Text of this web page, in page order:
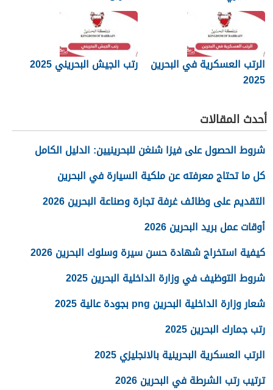
الرتب العسكرية في البحرين
2025
رتب الجيش البحريني 2025
أحدث المقالات
شروط الحصول على فيزا شنغن للبحرينيين: الدليل الكامل
كل ما تحتاج معرفته عن ملكية السيارة في البحرين
التقديم على وظائف غرفة تجارة وصناعة البحرين 2026
أوقات عمل بريد البحرين 2026
كيفية استخراج شهادة حسن سيرة وسلوك البحرين 2026
شروط التوظيف في وزارة الداخلية البحرين 2025
شعار وزارة الداخلية البحرين png بجودة عالية 2025
رتب جمارك البحرين 2025
الرتب العسكرية البحرينية بالانجليزي 2025
ترتيب رتب الشرطة في البحرين 2026